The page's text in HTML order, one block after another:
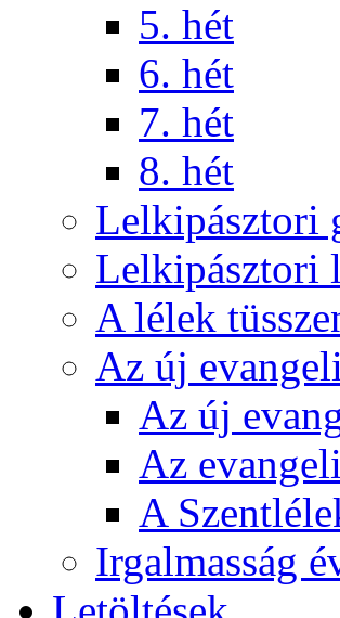
5. hét
6. hét
7. hét
8. hét
Lelkipásztori
Lelkipásztori
A lélek
Az új
Az új
Az
A
Irgalmasság